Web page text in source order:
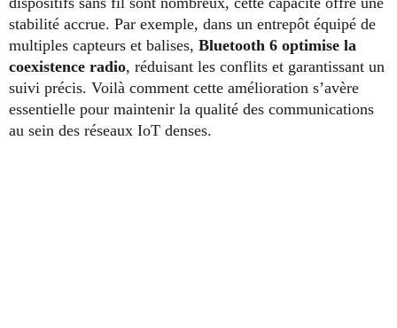
stabilité accrue. Par exemple, dans un entrepôt équipé de
multiples capteurs et balises, Bluetooth 6 optimise la
coexistence radio, réduisant les conflits et garantissant un
suivi précis. Voilà comment cette amélioration s’avère
essentielle pour maintenir la qualité des communications
au sein des réseaux IoT denses.